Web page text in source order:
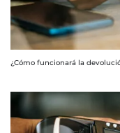
¿Cómo funcionará la